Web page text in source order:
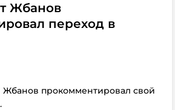
Жбанов
переход в
Жбанов прокомментировал свой